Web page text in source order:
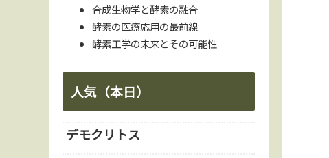
合成生物学と酵素の融合
酵素の医療応用の最前線
酵素工学の未来とその可能性
人気（本日）
デモクリトス